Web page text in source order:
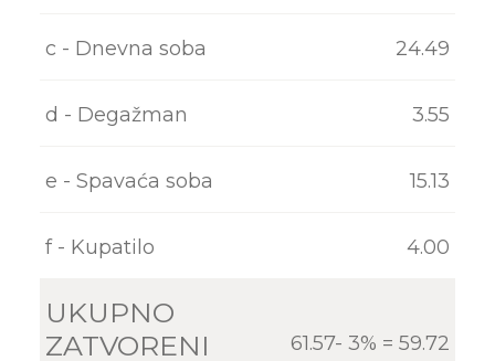
c - Dnevna soba 24.49
d - Degažman 3.55
e - Spavaća soba 15.13
f - Kupatilo 4.00
UKUPNO
ZATVORENI
61.57- 3% = 59.72